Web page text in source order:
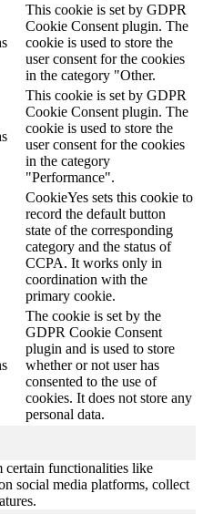
This cookie is set by GDPR
Cookie Consent plugin. The
cookie is used to store the
user consent for the cookies
in the category "Other.
This cookie is set by GDPR
Cookie Consent plugin. The
cookie is used to store the
user consent for the cookies
in the category
"Performance".
CookieYes sets this cookie to
record the default button
state of the corresponding
category and the status of
CCPA. It works only in
coordination with the
primary cookie.
The cookie is set by the
GDPR Cookie Consent
plugin and is used to store
whether or not user has
consented to the use of
cookies. It does not store any
personal data.
certain functionalities like
social media platforms, collect